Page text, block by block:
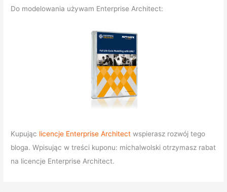
Do modelowania używam Enterprise Architect:
Kupując licencje Enterprise Architect wspierasz rozwój tego
bloga. Wpisując w treści kuponu: michalwolski otrzymasz rabat
na licencje Enterprise Architect.